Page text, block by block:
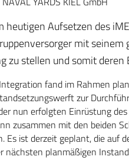
heutigen Aufsetzen des
mit
zu stellen und somit
fand im Rahmen
zur
nun erfolgten Einrüstung
zusammen mit den beiden
Es ist derzeit geplant, die
nächsten planmäßigen